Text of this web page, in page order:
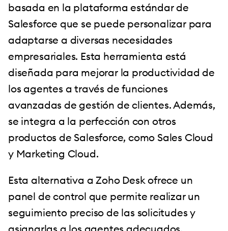
basada en la plataforma estándar de
Salesforce que se puede personalizar para
adaptarse a diversas necesidades
empresariales. Esta herramienta está
diseñada para mejorar la productividad de
los agentes a través de funciones
avanzadas de gestión de clientes. Además,
se integra a la perfección con otros
productos de Salesforce, como Sales Cloud
y Marketing Cloud.
Esta alternativa a Zoho Desk ofrece un
panel de control que permite realizar un
seguimiento preciso de las solicitudes y